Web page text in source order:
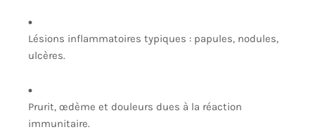
Lésions inflammatoires typiques : papules, nodules,
ulcères.
Prurit, œdème et douleurs dues à la réaction
immunitaire.